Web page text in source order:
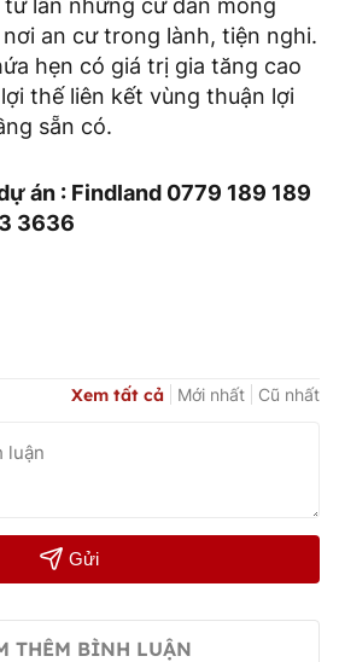
an cư trong lành, tiện nghi.
hẹn có giá trị gia tăng cao
thế liên kết vùng thuận lợi
sẵn có.
án : Findland 0779 189 189
3636
Xem tất cả Mới nhất Cũ nhất
Gửi
THÊM BÌNH LUẬN